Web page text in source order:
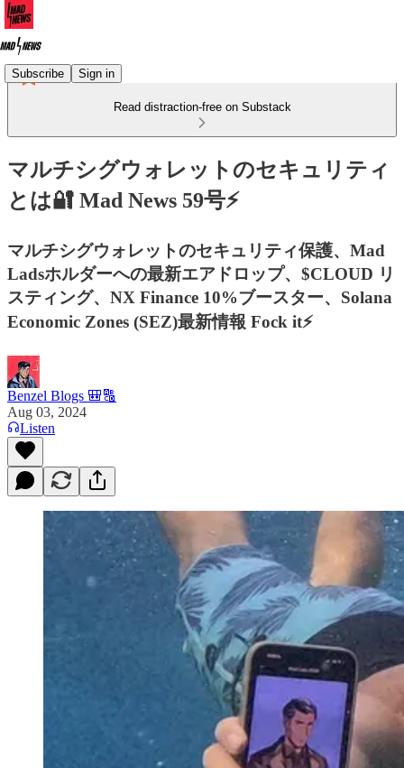
Subscribe Sign in
Read distraction-free on Substack
マルチシグウォレットのセキュリティ
とは🔐 Mad News 59号⚡
マルチシグウォレットのセキュリティ保護、Mad
Ladsホルダーへの最新エアドロップ、$CLOUD リ
スティング、NX Finance 10%ブースター、Solana
Economic Zones (SEZ)最新情報 Fock it⚡
Benzel Blogs 🎒🔠
Aug 03, 2024
Listen